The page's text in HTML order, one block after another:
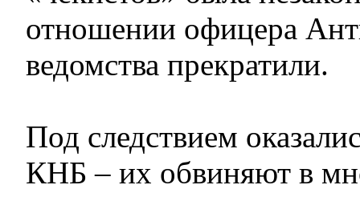
отношении офицера
ведомства прекратили.
Под следствием
КНБ – их обвиняют в